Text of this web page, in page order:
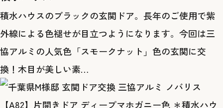
積水ハウスのブラックの玄関ドア。長年のご使用で紫
外線による色褪せが目立つようになります。今回は三
協アルミの人気色「スモークナット」色の玄関に交
換！木目が美しい素…